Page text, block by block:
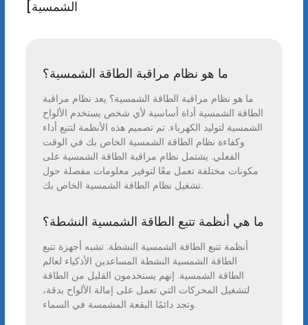
الشمسية]
ما هو نظام مراقبة الطاقة الشمسية؟
ما هو نظام مراقبة الطاقة الشمسية؟ يعد نظام مراقبة
الطاقة الشمسية أداة أساسية لأي شخص يستخدم الألواح
الشمسية لتوليد الكهرباء. تم تصميم هذه الأنظمة لتتبع أداء
وكفاءة نظام الطاقة الشمسية الخاص بك في الوقت
الفعلي. يشتمل نظام مراقبة الطاقة الشمسية على
مكونات مختلفة تعمل معًا لتوفير معلومات مفصلة حول
تشغيل نظام الطاقة الشمسية الخاص بك.
ما هي أنظمة تتبع الطاقة الشمسية النشطة؟
أنظمة تتبع الطاقة الشمسية النشطة: تشبه أجهزة تتبع
الطاقة الشمسية النشطة المساعدين الأذكياء لعالم
الطاقة الشمسية. إنهم يستخدمون القليل من الطاقة
لتشغيل المحركات التي تعمل على إمالة الألواح بدقة،
وتجد دائمًا البقعة المشمسة في السماء.